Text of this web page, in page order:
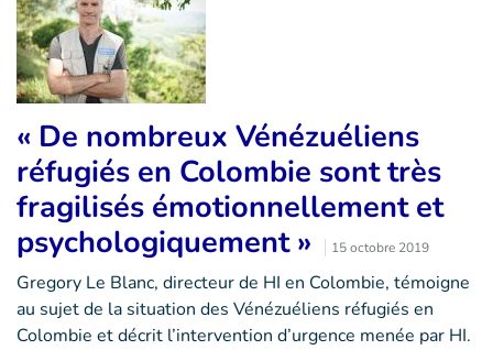
« De nombreux Vénézuéliens
réfugiés en Colombie sont très
fragilisés émotionnellement et
psychologiquement »
15 octobre 2019
Gregory Le Blanc, directeur de HI en Colombie, témoigne
au sujet de la situation des Vénézuéliens réfugiés en
Colombie et décrit l’intervention d’urgence menée par HI.